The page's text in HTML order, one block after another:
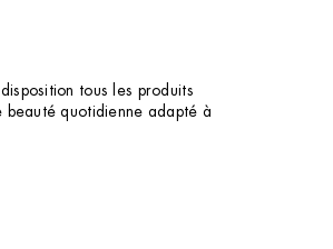
tous les produits
beauté quotidienne adapté à